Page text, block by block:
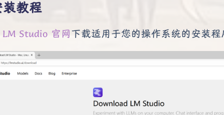
教程
LM Studio 官网下载适用于您的操作系统的安装程